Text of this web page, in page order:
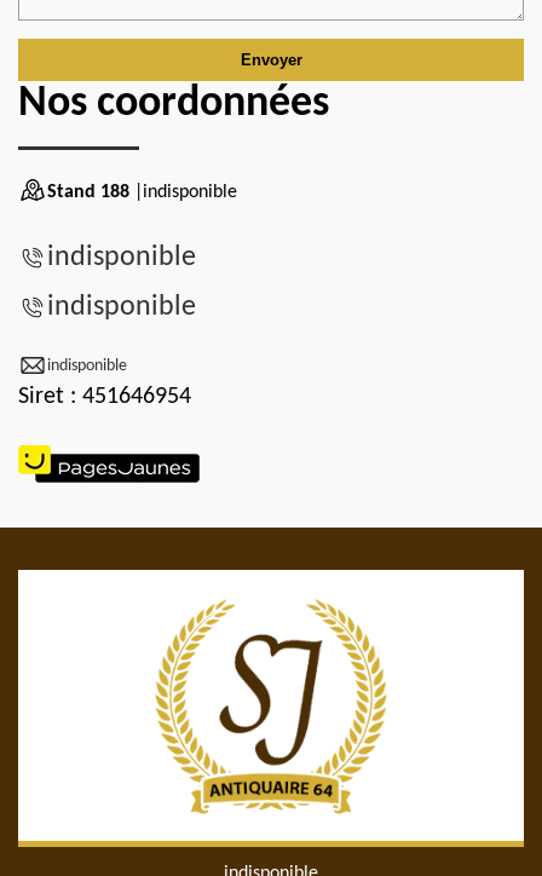
Nos coordonnées
Stand 188 |indisponible
indisponible
indisponible
indisponible
Siret : 451646954